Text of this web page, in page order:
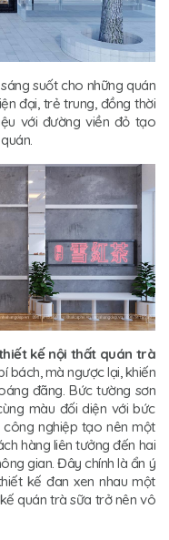
suốt cho những quán
đại, trẻ trung, đồng thời
với đường viền đỏ tạo
kế nội thất quán trà
bách, mà ngược lại, khiến
đãng. Bức tường sơn
màu đối diện với bức
nghiệp tạo nên một
hàng liên tưởng đến hai
gian. Đây chính là ẩn ý
kế đan xen nhau một
quán trà sữa trở nên vô